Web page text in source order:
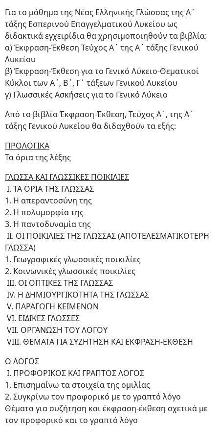
Για το μάθημα της Νέας Ελληνικής Γλώσσας της Α΄
τάξης Εσπερινού Επαγγελματικού Λυκείου ως
διδακτικά εγχειρίδια θα χρησιμοποιηθούν τα βιβλία:
α) Έκφραση-Έκθεση Τεύχος Α΄ της Α΄ τάξης Γενικού
Λυκείου
β) Έκφραση-Έκθεση για το Γενικό Λύκειο-Θεματικοί
Κύκλοι των Α΄, Β΄, Γ΄ τάξεων Γενικού Λυκείου
γ) Γλωσσικές Ασκήσεις για το Γενικό Λύκειο
Από το βιβλίο Έκφραση-Έκθεση, Τεύχος Α΄, της Α΄
τάξης Γενικού Λυκείου θα διδαχθούν τα εξής:
ΠΡΟΛΟΓΙΚΑ
Τα όρια της λέξης
ΓΛΩΣΣΑ ΚΑΙ ΓΛΩΣΣΙΚΕΣ ΠΟΙΚΙΛΙΕΣ
Ι. ΤΑ ΟΡΙΑ ΤΗΣ ΓΛΩΣΣΑΣ
1. Η απεραντοσύνη της
2. Η πολυμορφία της
3. Η παντοδυναμία της
ΙΙ. ΟΙ ΠΟΙΚΙΛΙΕΣ ΤΗΣ ΓΛΩΣΣΑΣ (ΑΠΟΤΕΛΕΣΜΑΤΙΚΟΤΕΡΗ
ΓΛΩΣΣΑ)
1. Γεωγραφικές γλωσσικές ποικιλίες
2. Κοινωνικές γλωσσικές ποικιλίες
ΙΙΙ. ΟΙ ΟΠΤΙΚΕΣ ΤΗΣ ΓΛΩΣΣΑΣ
IV. Η ΔΗΜΙΟΥΡΓΙΚΟΤΗΤΑ ΤΗΣ ΓΛΩΣΣΑΣ
V. ΠΑΡΑΓΩΓΗ ΚΕΙΜΕΝΩΝ
VI. ΕΙΔΙΚΕΣ ΓΛΩΣΣΕΣ
VII. ΟΡΓΑΝΩΣΗ ΤΟΥ ΛΟΓΟΥ
VIII. ΘΕΜΑΤΑ ΓΙΑ ΣΥΖΗΤΗΣΗ ΚΑΙ ΕΚΦΡΑΣΗ-ΕΚΘΕΣΗ
Ο ΛΟΓΟΣ
I. ΠΡΟΦΟΡΙΚΟΣ ΚΑΙ ΓΡΑΠΤΟΣ ΛΟΓΟΣ
1. Επισημαίνω τα στοιχεία της ομιλίας
2. Συγκρίνω τον προφορικό με το γραπτό λόγο
Θέματα για συζήτηση και έκφραση-έκθεση σχετικά με
τον προφορικό και το γραπτό λόγο